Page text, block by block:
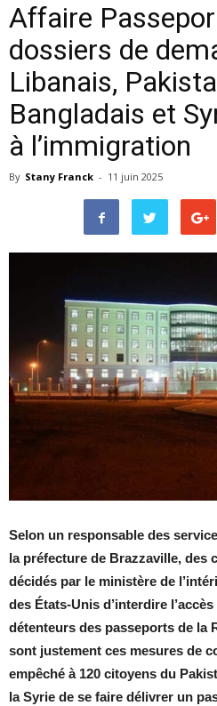
Affaire
dossiers de
Libanais,
Bangladais et
à l’immigration
By Stany Franck - 11 juin 2025
Selon un responsable des
la préfecture de Brazzaville, des
décidés par le ministère de
des États-Unis d’interdire
détenteurs des passeports de la
sont justement ces mesures de
empêché à 120 citoyens du
la Syrie de se faire délivrer un